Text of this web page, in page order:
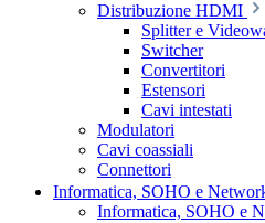
Distribuzione HDMI
Splitter e
Switcher
Convertitori
Estensori
Cavi intestati
Modulatori
Cavi coassiali
Connettori
Informatica, SOHO e
Informatica, SOHO e